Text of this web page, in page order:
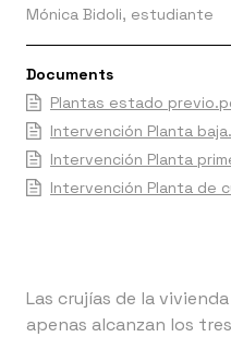
Mónica Bidoli, estudiante
Documents
Plantas estado
Intervención Planta
Intervención Planta
Intervención Planta de
Las crujías de la
apenas alcanzan los